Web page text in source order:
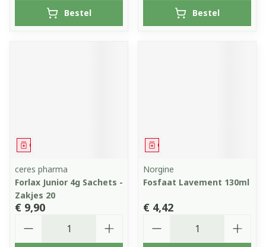
Bestel Bestel
Geneesmiddel
ceres pharma
Forlax Junior 4g Sachets -
Zakjes 20
€ 9,90
Geneesmiddel
Norgine
Fosfaat Lavement 130ml
€ 4,42